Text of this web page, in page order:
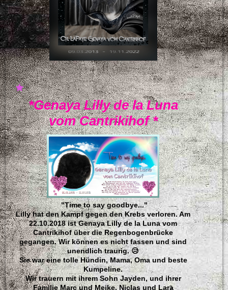
*Genaya Lilly de la Luna
vom Cantrikihof *
"Time to say goodbye..."
Lilly hat den Kampf gegen den Krebs verloren. Am
22.10.2018 ist Genaya Lilly de la Luna vom
Cantrikihof über die Regenbogenbrücke
gegangen. Wir können es nicht fassen und sind
unendlich traurig. 😥
Sie war eine tolle Hündin, Mama, Oma und beste
Kumpeline.
Wir trauern mit ihrem Sohn Jayden, und ihrer
Familie Marc und Meike, Niclas und Lara